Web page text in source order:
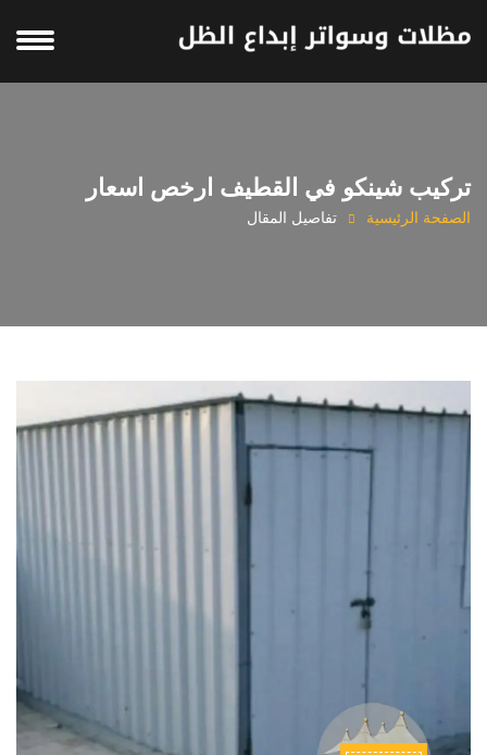
تركيب شينكو في القطيف ارخص اسعار
الصفحة الرئيسية تفاصيل المقال